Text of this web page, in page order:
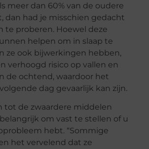
meer dan 60% van de oudere
dan had je misschien gedacht
te proberen. Hoewel deze
helpen om in slaap te
ze ook bijwerkingen hebben,
verhoogd risico op vallen en
de ochtend, waardoor het
dag gevaarlijk kan zijn.
tot de zwaardere middelen
om vast te stellen of u
hebt. “Sommige
het vervelend dat ze